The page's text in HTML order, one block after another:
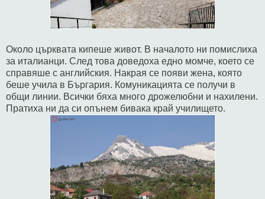
Около църквата кипеше живот. В началото ни помислиха
за италианци. След това доведоха едно момче, което се
справяше с английския. Накрая се появи жена, която
беше учила в Бъргария. Комуникацията се получи в
общи линии. Всички бяха много дрожелюбни и нахилени.
Пратиха ни да си опънем бивака край училището.